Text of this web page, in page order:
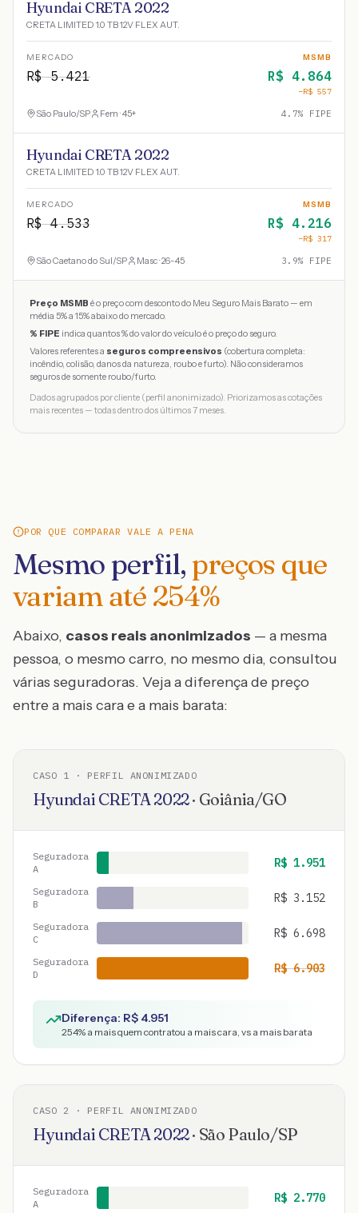
Hyundai CRETA 2022
CRETA LIMITED 1.0 TB 12V FLEX AUT.
MERCADO
R$5.421
MSMB
R$ 4.864
−R$ 557
São Paulo/SP Fem · 45+ 4.7% FIPE
Hyundai CRETA 2022
CRETA LIMITED 1.0 TB 12V FLEX AUT.
MERCADO
R$4.533
MSMB
R$ 4.216
−R$ 317
São Caetano do Sul/SP Masc · 26-45 3.9% FIPE
Preço MSMB é o preço com desconto do Meu Seguro Mais Barato — em
média 5% a 15% abaixo do mercado.
% FIPE indica quantos % do valor do veículo é o preço do seguro.
Valores referentes a seguros compreensivos (cobertura completa:
incêndio, colisão, danos da natureza, roubo e furto). Não consideramos
seguros de somente roubo/furto.
Dados agrupados por cliente (perfil anonimizado). Priorizamos as cotações
mais recentes — todas dentro dos últimos 7 meses.
POR QUE COMPARAR VALE A PENA
Mesmo perfil, preços que
variam até 254%
Abaixo, casos reais anonimizados — a mesma
pessoa, o mesmo carro, no mesmo dia, consultou
várias seguradoras. Veja a diferença de preço
entre a mais cara e a mais barata:
CASO 1 · PERFIL ANONIMIZADO
Hyundai CRETA2022· Goiânia/GO
Seguradora
A
R$ 1.951
Seguradora
B
R$ 3.152
Seguradora
C
R$ 6.698
Seguradora
D
R$6.903
Diferença: R$ 4.951
254% a mais quem contratou a mais cara, vs a mais barata
CASO 2 · PERFIL ANONIMIZADO
Hyundai CRETA2022· São Paulo/SP
Seguradora
A
R$ 2.770